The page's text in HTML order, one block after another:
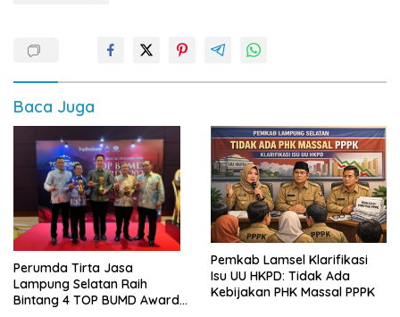
Baca Juga
Perumda Tirta Jasa
Lampung Selatan Raih
Bintang 4 TOP BUMD Awards
Pemkab Lamsel Klarifikasi
Isu UU HKPD: Tidak Ada
Kebijakan PHK Massal PPPK